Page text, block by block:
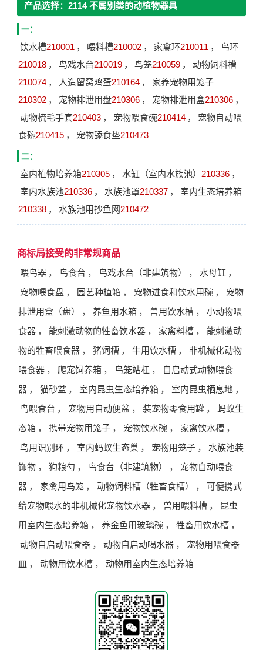
产品选择：2114 不属别类的动植物器具
一：
饮水槽210001 ， 喂料槽210002 ， 家禽环210011 ，
鸟环
210018 ， 鸟戏水台210019 ， 鸟笼210059 ，
动物饲料槽
210074 ， 人造留窝鸡蛋210164 ，
家养宠物用笼子
210302 ， 宠物排泄用盘210306 ， 宠物排泄用盒210306 ，
动物梳毛手套210403 ， 宠物喂食碗210414 ，
宠物自动喂
食碗210415 ， 宠物舔食垫210473
二：
室内植物培养箱210305 ， 水缸（室内水族池） 210336 ，
室内水族池210336 ， 水族池罩210337 ，
室内生态培养箱
210338 ， 水族池用抄鱼网210472
商标局接受的非常规商品
喂鸟器 ， 鸟食台 ， 鸟戏水台（非建筑物） ， 水母缸 ，
宠物喂食盘 ， 园艺种植箱 ， 宠物进食和饮水用碗 ，
宠物
排泄用盒（盘）
， 养鱼用水箱 ， 兽用饮水槽 ，
小动物喂
食器 ， 能刺激动物的牲畜饮水器 ， 家禽料槽 ，
能刺激动
物的牲畜喂食器 ， 猪饲槽 ， 牛用饮水槽 ，
非机械化动物
喂食器 ， 爬宠饲养箱 ， 鸟笼站杠 ，
自启动式动物喂食
器 ， 猫砂盆 ， 室内昆虫生态培养箱 ， 室内昆虫栖息地 ，
鸟喂食台 ， 宠物用自动便盆 ， 装宠物零食用罐 ，
蚂蚁生
态箱 ， 携带宠物用笼子 ， 宠物饮水碗 ， 家禽饮水槽 ，
鸟用识别环 ， 室内蚂蚁生态巢 ， 宠物用笼子 ，
水族池装
饰物 ， 狗粮勺 ， 鸟食台（非建筑物） ，
宠物自动喂食
器 ， 家禽用鸟笼 ， 动物饲料槽（牲畜食槽） ，
可便携式
给宠物喂水的非机械化宠物饮水器 ， 兽用喂料槽 ，
昆虫
用室内生态培养箱 ， 养金鱼用玻璃碗 ， 牲畜用饮水槽 ，
动物自启动喂食器 ， 动物自启动喝水器 ，
宠物用喂食器
皿 ， 动物用饮水槽 ， 动物用室内生态培养箱